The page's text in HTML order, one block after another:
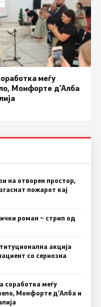
меѓу
Монфорте д’Алба
на отворен простор,
пожарот кај
роман – стрип од
акција
со сериозна
меѓу
Монфорте д’Алба и